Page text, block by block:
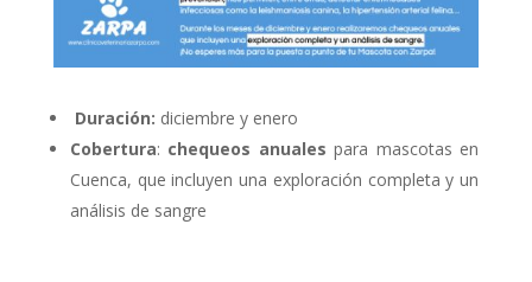
Duración: diciembre y enero
Cobertura: chequeos anuales para mascotas en
Cuenca, que incluyen una exploración completa y un
análisis de sangre